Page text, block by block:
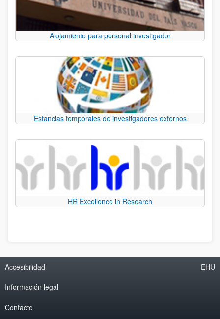
Alojamiento para personal investigador
Estancias temporales de investigadores externos
HR Excellence in Research
Accesibilidad
Información legal
Contacto
EHU